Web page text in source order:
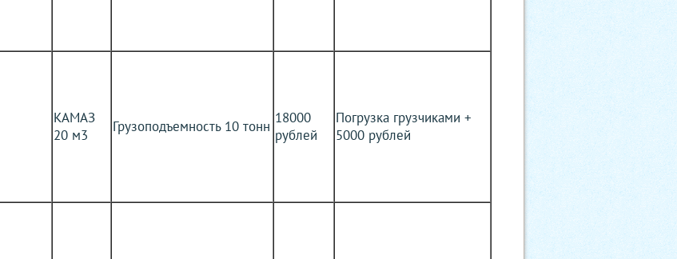
КАМАЗ
20 м3
Грузоподъемность 10 тонн 18000
рублей
Погрузка грузчиками +
5000 рублей